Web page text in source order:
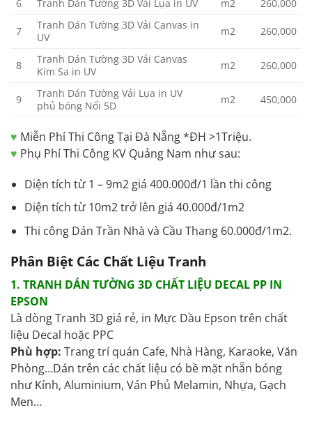
6 Tranh Dán Tường 3D Vải Lụa in UV m2 260,000
7
Tranh Dán Tường 3D Vải Canvas in
UV
m2 260,000
8
Tranh Dán Tường 3D Vải Canvas
Kim Sa in UV
m2 260,000
9
Tranh Dán Tường Vải Lụa in UV
phủ bóng Nổi 5D
m2 450,000
♥ Miễn Phí Thi Công Tại Đà Nẵng *ĐH >1Triệu.
♥ Phụ Phí Thi Công KV Quảng Nam như sau:
Diện tích từ 1 – 9m2 giá 400.000đ/1 lần thi công
Diện tích từ 10m2 trở lên giá 40.000đ/1m2
Thi công Dán Trần Nhà và Cầu Thang 60.000đ/1m2.
Phân Biệt Các Chất Liệu Tranh
1. TRANH DÁN TƯỜNG 3D CHẤT LIỆU DECAL PP IN
EPSON
Là dòng Tranh 3D giá rẻ, in Mực Dầu Epson trên chất
liệu Decal hoặc PPC
Phù hợp: Trang trí quán Cafe, Nhà Hàng, Karaoke, Văn
Phòng…Dán trên các chất liệu có bề mặt nhẵn bóng
như Kính, Aluminium, Ván Phủ Melamin, Nhựa, Gạch
Men…